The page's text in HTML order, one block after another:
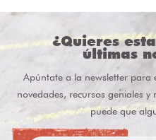
¿Quieres
últimas
Apúntate a la newsletter para
novedades, recursos geniales
puede que